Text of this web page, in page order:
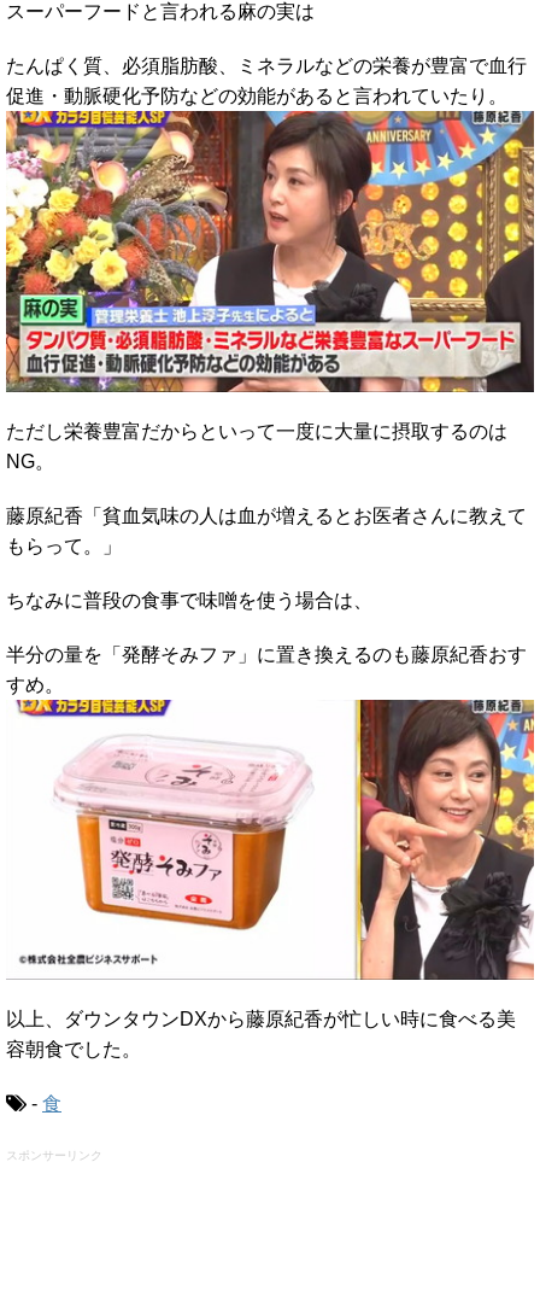
スーパーフードと言われる麻の実は
たんぱく質、必須脂肪酸、ミネラルなどの栄養が豊富で血行
促進・動脈硬化予防などの効能があると言われていたり。
ただし栄養豊富だからといって一度に大量に摂取するのは
NG。
藤原紀香「貧血気味の人は血が増えるとお医者さんに教えて
もらって。」
ちなみに普段の食事で味噌を使う場合は、
半分の量を「発酵そみファ」に置き換えるのも藤原紀香おす
すめ。
以上、ダウンタウンDXから藤原紀香が忙しい時に食べる美
容朝食でした。
- 食
スポンサーリンク